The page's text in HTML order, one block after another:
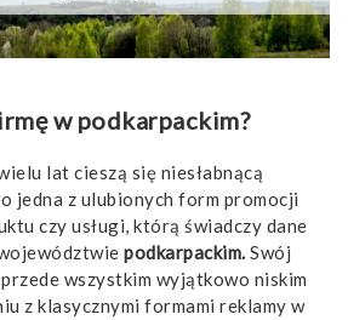
w podkarpackim?
lat cieszą się niesłabnącą
jedna z ulubionych form promocji
czy usługi, którą świadczy dane
podkarpackim. Swój
wszystkim wyjątkowo niskim
z klasycznymi formami reklamy w